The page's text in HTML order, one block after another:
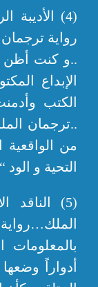
(4) الأديبة الروائية
رواية
..و كنت أظن
الإبداع
الكتب
..ترجمان
من الواقعية
التحية و الود
(5) الناقد الأديب:
بالمعلومات
أدواراً